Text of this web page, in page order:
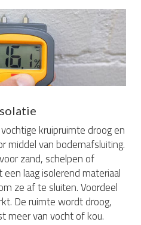
kruipruimte droog en
middel van bodemafsluiting.
zand, schelpen of
laag isolerend materiaal
ze af te sluiten. Voordeel
De ruimte wordt droog,
meer van vocht of kou.